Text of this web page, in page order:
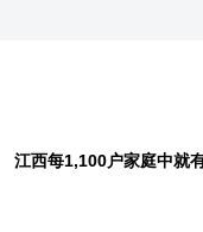
江西每1,100户家庭中就